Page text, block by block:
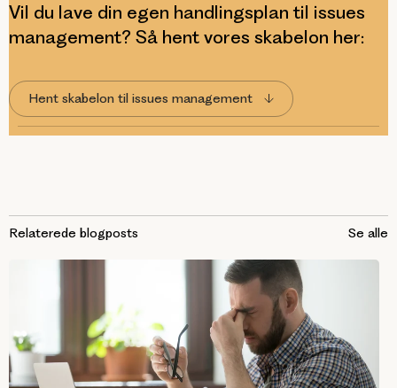
Vil du lave din egen handlingsplan til issues
management? Så hent vores skabelon her:
Hent skabelon til issues management
Relaterede blogposts Se alle